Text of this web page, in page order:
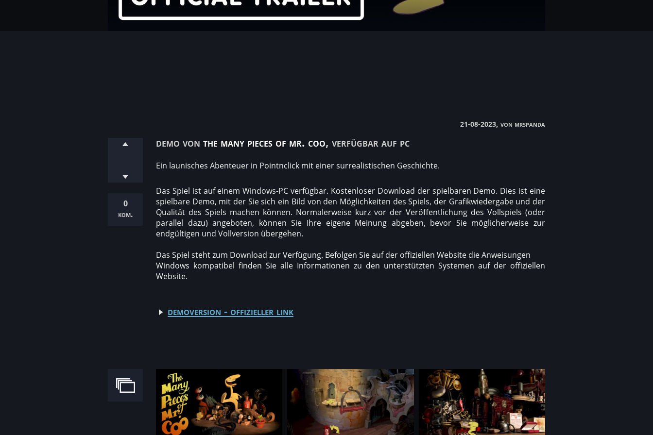
21-08-2023, von mrspanda
0
kom.
demo von the many pieces of mr. coo, verfügbar auf pc
Ein launisches Abenteuer in Pointnclick mit einer surrealistischen Geschichte.
Das Spiel ist auf einem Windows-PC verfügbar. Kostenloser Download der spielbaren Demo. Dies ist eine
spielbare Demo, mit der Sie sich ein Bild von den Möglichkeiten des Spiels, der Grafikwiedergabe und der
Qualität des Spiels machen können. Normalerweise kurz vor der Veröffentlichung des Vollspiels (oder
parallel dazu) angeboten, können Sie Ihre eigene Meinung abgeben, bevor Sie möglicherweise zur
endgültigen und Vollversion übergehen.
Das Spiel steht zum Download zur Verfügung. Befolgen Sie auf der offiziellen Website die Anweisungen
Windows kompatibel finden Sie alle Informationen zu den unterstützten Systemen auf der offiziellen
Website.
demoversion - offizieller link